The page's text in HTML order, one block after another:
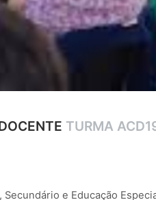
TURMA
e Educação